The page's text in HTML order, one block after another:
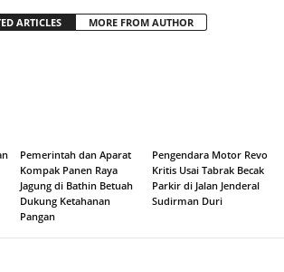
ARTICLES MORE FROM AUTHOR
Pemerintah dan Aparat
Kompak Panen Raya
Jagung di Bathin Betuah
Dukung Ketahanan
Pangan
Pengendara Motor Revo
Kritis Usai Tabrak Becak
Parkir di Jalan Jenderal
Sudirman Duri